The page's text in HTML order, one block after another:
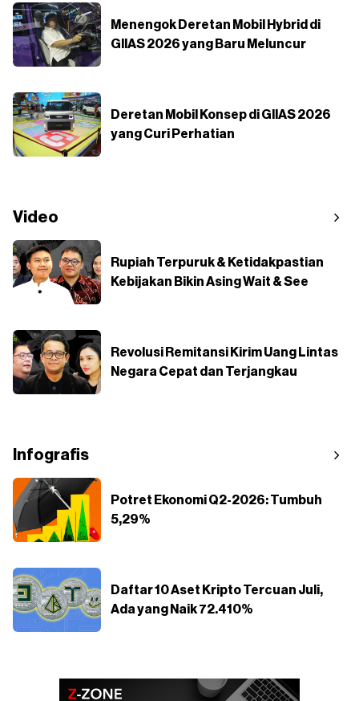
Menengok Deretan Mobil Hybrid di
GIIAS 2026 yang Baru Meluncur
Deretan Mobil Konsep di GIIAS 2026
yang Curi Perhatian
Video
Rupiah Terpuruk & Ketidakpastian
Kebijakan Bikin Asing Wait & See
Revolusi Remitansi Kirim Uang Lintas
Negara Cepat dan Terjangkau
Infografis
Potret Ekonomi Q2-2026: Tumbuh
5,29%
Daftar 10 Aset Kripto Tercuan Juli,
Ada yang Naik 72.410%